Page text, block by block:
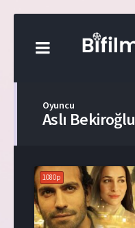
Oyuncu
Aslı Bekiroğlu
1080p